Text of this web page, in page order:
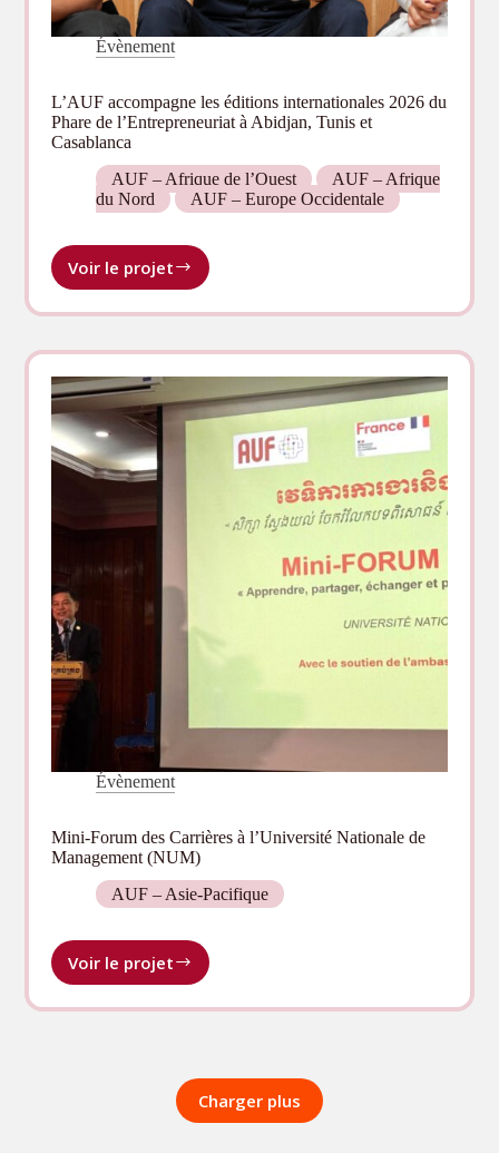
Évènement
L’AUF accompagne les éditions internationales 2026 du
Phare de l’Entrepreneuriat à Abidjan, Tunis et
Casablanca
AUF – Afrique de l’Ouest
AUF – Afrique
du Nord
AUF – Europe Occidentale
Voir le projet
L’AUF
les
2026
du
Phare
de
l’Entrepreneuriat
Abidjan,
Casablanca
Évènement
Mini-Forum des Carrières à l’Université Nationale de
Management (NUM)
AUF – Asie-Pacifique
Voir le projet
Mini-
des
l’Université
NationaleCharger plus